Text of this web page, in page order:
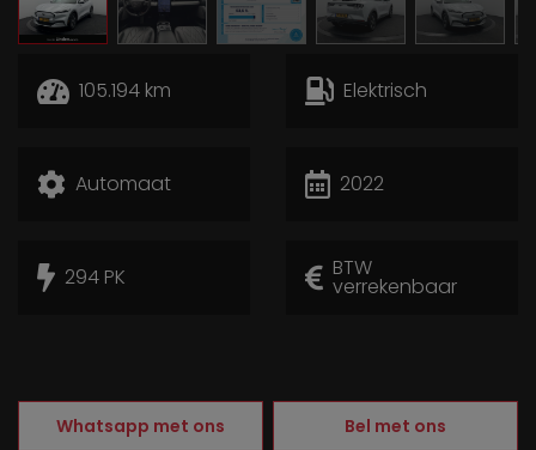
105.194 km Elektrisch
Automaat 2022
294 PK BTW
verrekenbaar
Whatsapp met ons Bel met ons